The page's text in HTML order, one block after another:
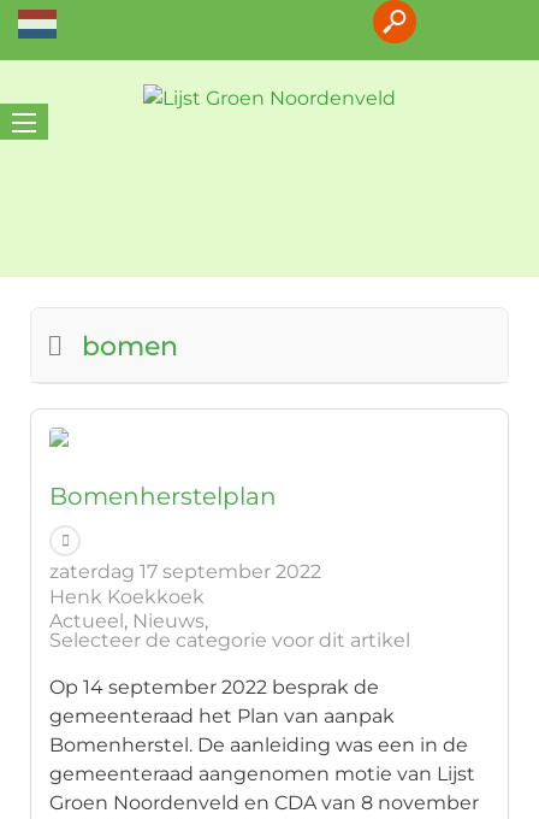
bomen
Bomenherstelplan
zaterdag 17 september 2022
Henk Koekkoek
Actueel Nieuws
Selecteer de categorie voor dit artikel
Op 14 september 2022 besprak de
gemeenteraad het Plan van aanpak
Bomenherstel. De aanleiding was een in de
gemeenteraad aangenomen motie van Lijst
Groen Noordenveld en CDA van 8 november